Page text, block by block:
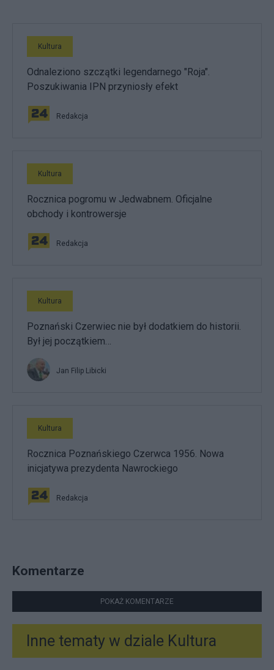
Kultura
Odnaleziono szczątki legendarnego "Roja".
Poszukiwania IPN przyniosły efekt
Redakcja
Kultura
Rocznica pogromu w Jedwabnem. Oficjalne
obchody i kontrowersje
Redakcja
Kultura
Poznański Czerwiec nie był dodatkiem do historii.
Był jej początkiem…
Jan Filip Libicki
Kultura
Rocznica Poznańskiego Czerwca 1956. Nowa
inicjatywa prezydenta Nawrockiego
Redakcja
Komentarze
POKAŻ KOMENTARZE
Inne tematy w dziale Kultura